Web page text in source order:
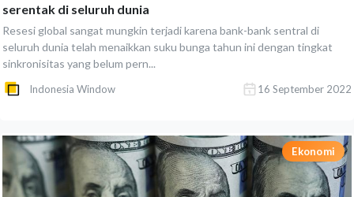
serentak di seluruh dunia
Resesi global sangat mungkin terjadi karena bank-bank sentral di
seluruh dunia telah menaikkan suku bunga tahun ini dengan tingkat
sinkronisitas yang belum pern...
Indonesia Window 16 September 2022
Ekonomi